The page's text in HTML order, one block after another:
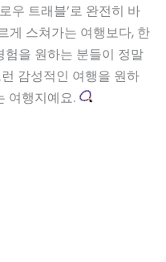
우 트래블’로 완전히 바
게 스쳐가는 여행보다, 한
을 원하는 분들이 정말
감성적인 여행을 원하
여행지예요.